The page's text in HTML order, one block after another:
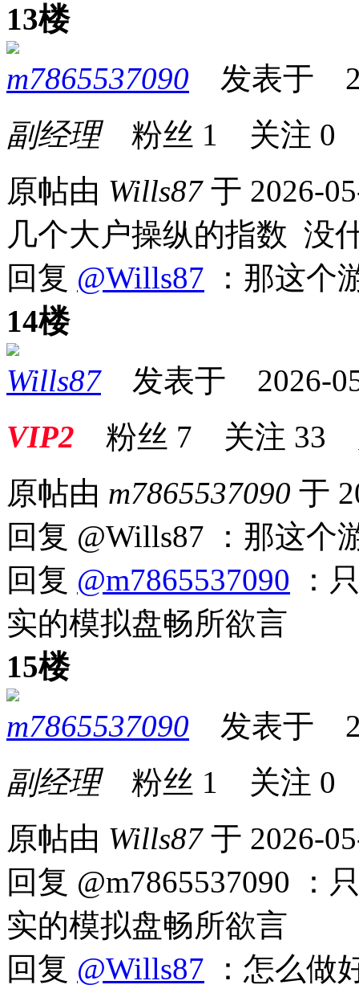
13楼
m7865537090 发表于
副经理粉丝 1 关注 0
原帖由 Wills87 于 2026-
几个大户操纵的指数 没
回复 @Wills87 ：那这个
14楼
Wills87发表于 2026-
VIP2 粉丝 7 关注 33
原帖由 m7865537090 于
回复 @Wills87 ：那这个
回复 @m7865537090 ：
实的模拟盘畅所欲言
15楼
m7865537090 发表于
副经理粉丝 1 关注 0
原帖由 Wills87 于 2026-
回复 @m7865537090
实的模拟盘畅所欲言
回复 @Wills87 ：怎么做